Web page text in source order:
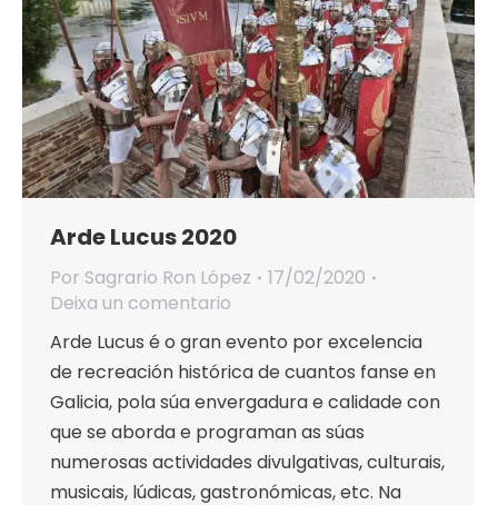
Arde Lucus 2020
Por Sagrario Ron López
17/02/2020
Deixa un comentario
Arde Lucus é o gran evento por excelencia
de recreación histórica de cuantos fanse en
Galicia, pola súa envergadura e calidade con
que se aborda e programan as súas
numerosas actividades divulgativas, culturais,
musicais, lúdicas, gastronómicas, etc. Na